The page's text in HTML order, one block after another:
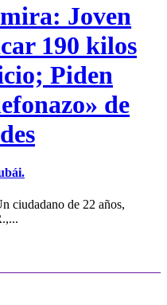
Joven
190 kilos
Piden
de
ciudadano de 22 años,